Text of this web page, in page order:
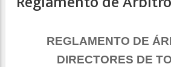
REGLAMENTO DE
DIRECTORES DE